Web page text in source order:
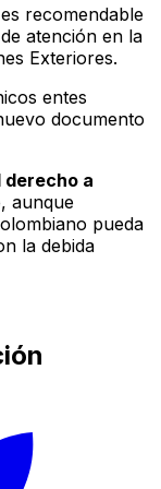
recomendable
atención en la
Exteriores.
entes
documento
derecho a
aunque
pueda
la debida